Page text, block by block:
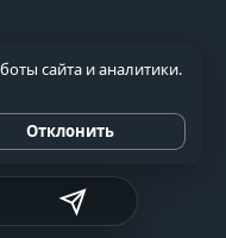
сайта и аналитики.
Отклонить